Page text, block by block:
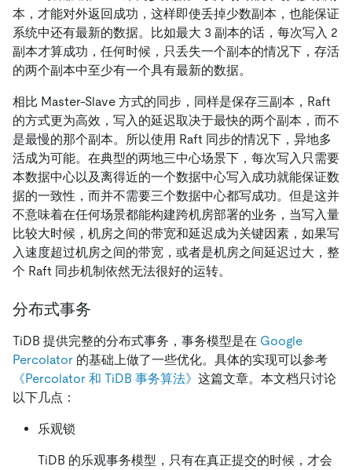
本，才能对外返回成功，这样即使丢掉少数副本，也能保证
系统中还有最新的数据。比如最大 3 副本的话，每次写入 2
副本才算成功，任何时候，只丢失一个副本的情况下，存活
的两个副本中至少有一个具有最新的数据。
相比 Master-Slave 方式的同步，同样是保存三副本，Raft
的方式更为高效，写入的延迟取决于最快的两个副本，而不
是最慢的那个副本。所以使用 Raft 同步的情况下，异地多
活成为可能。在典型的两地三中心场景下，每次写入只需要
本数据中心以及离得近的一个数据中心写入成功就能保证数
据的一致性，而并不需要三个数据中心都写成功。但是这并
不意味着在任何场景都能构建跨机房部署的业务，当写入量
比较大时候，机房之间的带宽和延迟成为关键因素，如果写
入速度超过机房之间的带宽，或者是机房之间延迟过大，整
个 Raft 同步机制依然无法很好的运转。
分布式事务
TiDB 提供完整的分布式事务，事务模型是在 Google
Percolator 的基础上做了一些优化。具体的实现可以参考
《Percolator 和 TiDB 事务算法》 这篇文章。本文档只讨论
以下几点：
乐观锁
TiDB 的乐观事务模型，只有在真正提交的时候，才会